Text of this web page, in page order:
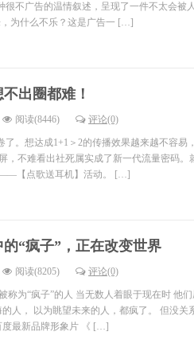
不广告的温情叙述，呈现了一件不太会被
为什么不乐？这是广告一 […]
出圈都难！
阅读(8446) 评论(0)
了。想达成1+1＞2的传播效果越来越不容易
，不难看出社死属实成了新一代流量密码。
——【点歌送耳机】活动。 […]
“疯子”，正在改变世界
阅读(8205) 评论(0)
称为“疯子”的人 当无数人着眼于现在时 他
人， 以为眺望未来的人，都疯了。 但没关
度最新品牌形象片 《 […]